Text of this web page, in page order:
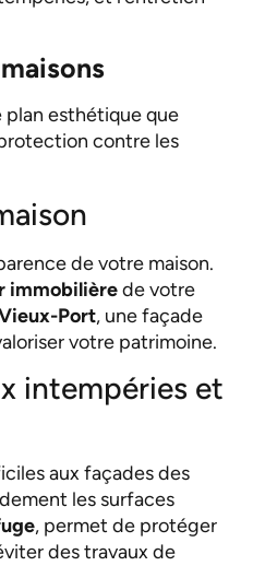
esthétique que
contre les
de votre maison.
immobilièrede votre
Port, une façade
votre patrimoine.
intempéries et
aux façades des
les surfaces
, permet de protéger
des travaux de